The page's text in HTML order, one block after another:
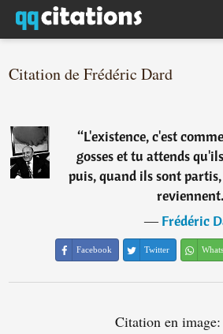
Citation de Frédéric Dard
“L'existence, c'est
gosses et tu attends
puis, quand ils sont
―Frédéric
Facebook Twitter
Citation en image: